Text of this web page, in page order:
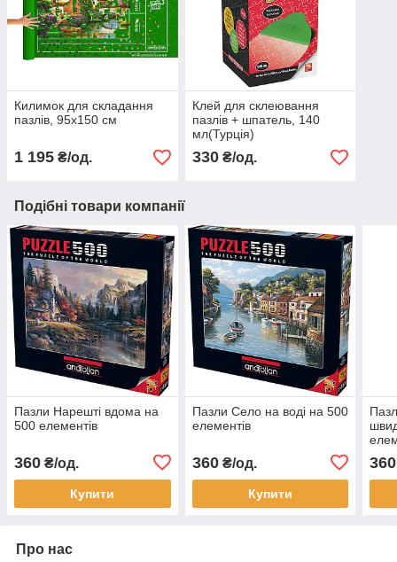
Килимок для складання
пазлів, 95х150 см
1 195 ₴/од.
Клей для склеювання
пазлів + шпатель, 140
мл(Турція)
330₴/од.
Подібні товари компанії
Пазли Нарешті вдома на
500 елементів
360 ₴/од.
Купити
Пазли Село на воді на 500
елементів
360₴/од.
Купити
360
Про нас